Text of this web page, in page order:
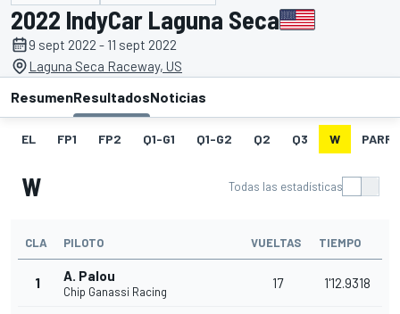
2022 IndyCar Laguna Seca
9 sept 2022 - 11 sept 2022
Laguna Seca Raceway, US
ResumenResultadosNoticias
EL FP1 FP2 Q1-G1 Q1-G2 Q2 Q3 W
W Todas las estadísticas
CLA PILOTO VUELTAS TIEMPO
1 A. Palou
Chip Ganassi Racing
17 1'12.9318